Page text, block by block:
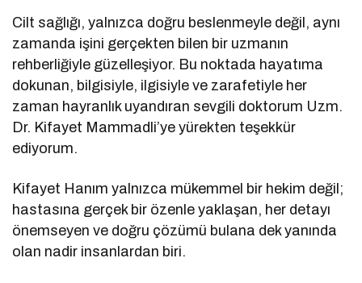
Cilt sağlığı, yalnızca doğru beslenmeyle değil, aynı
zamanda işini gerçekten bilen bir uzmanın
rehberliğiyle güzelleşiyor. Bu noktada hayatıma
dokunan, bilgisiyle, ilgisiyle ve zarafetiyle her
zaman hayranlık uyandıran sevgili doktorum Uzm.
Dr. Kifayet Mammadli’ye yürekten teşekkür
ediyorum.
Kifayet Hanım yalnızca mükemmel bir hekim değil;
hastasına gerçek bir özenle yaklaşan, her detayı
önemseyen ve doğru çözümü bulana dek yanında
olan nadir insanlardan biri.